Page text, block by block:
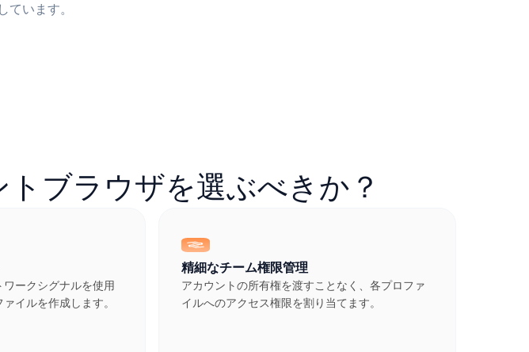
しています。
ブラウザを選ぶべきか？
ークシグナルを使用
イルを作成します。
精細なチーム権限管理
アカウントの所有権を渡すことなく、各プロファ
イルへのアクセス権限を割り当てます。